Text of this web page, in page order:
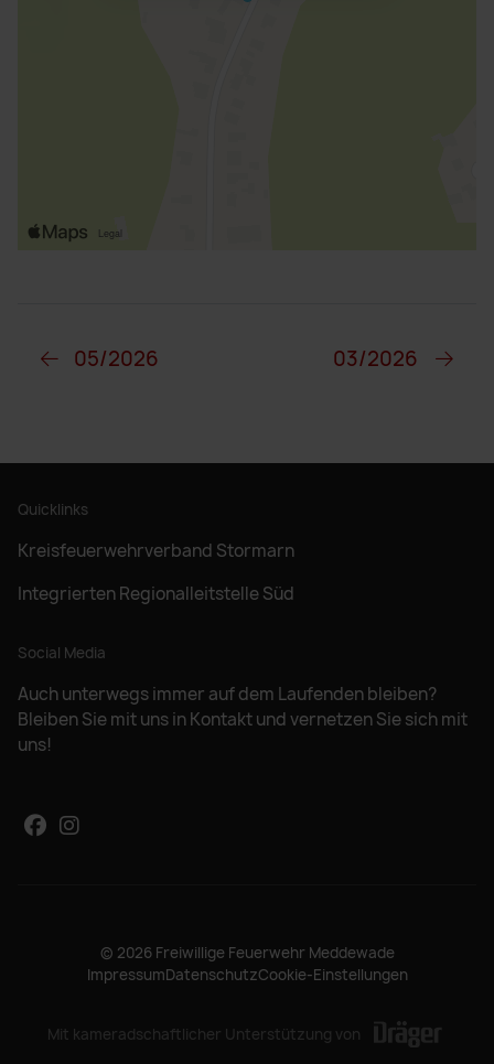
05/2026 03/2026
Quicklinks
Kreisfeuerwehrverband Stormarn
Integrierten Regionalleitstelle Süd
Social Media
Auch unterwegs immer auf dem Laufenden bleiben?
Bleiben Sie mit uns in Kontakt und vernetzen Sie sich mit
uns!
© 2026 Freiwillige Feuerwehr Meddewade
ImpressumDatenschutzCookie-Einstellungen
Mit kameradschaftlicher Unterstützung von